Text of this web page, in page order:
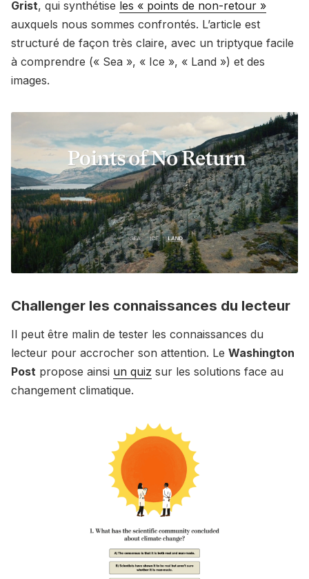
Grist, qui synthétise les « points de non-retour »
auxquels nous sommes confrontés. L’article est
structuré de façon très claire, avec un triptyque facile
à comprendre (« Sea », « Ice », « Land ») et des
images.
Challenger les connaissances du lecteur
Il peut être malin de tester les connaissances du
lecteur pour accrocher son attention. Le Washington
Post propose ainsi un quiz sur les solutions face au
changement climatique.